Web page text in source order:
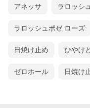
アネッサ ラロッシ
ラロッシュポゼ ローズ
日焼け止め ひやけ
ゼロホール 日焼け